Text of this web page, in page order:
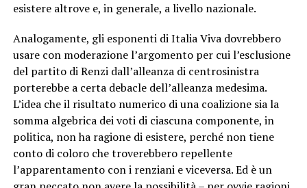
esistere altrove e, in generale, a livello nazionale.
Analogamente, gli esponenti di Italia Viva dovrebbero
usare con moderazione l’argomento per cui l’esclusione
del partito di Renzi dall’alleanza di centrosinistra
porterebbe a certa debacle dell’alleanza medesima.
L’idea che il risultato numerico di una coalizione sia la
somma algebrica dei voti di ciascuna componente, in
politica, non ha ragione di esistere, perché non tiene
conto di coloro che troverebbero repellente
l’apparentamento con i renziani e viceversa. Ed è un